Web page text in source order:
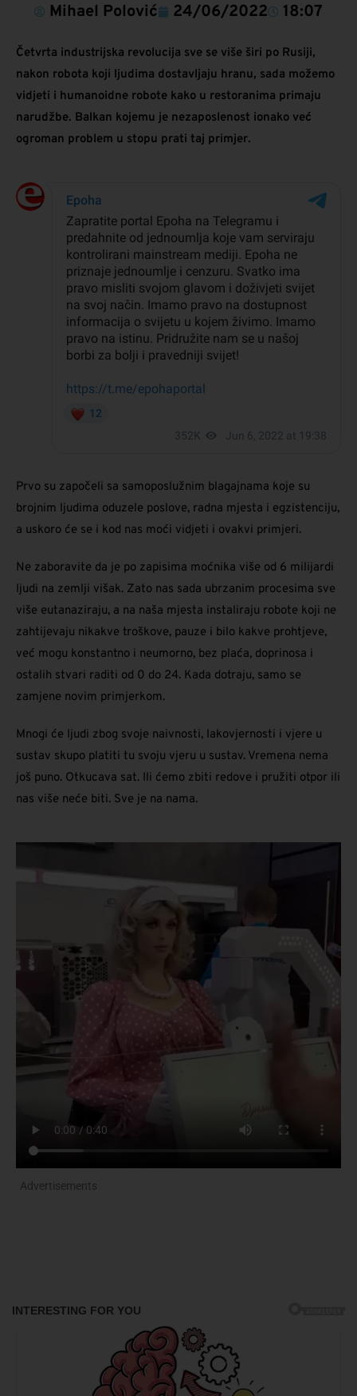
Mihael Polović 24/06/2022 18:07
Četvrta industrijska revolucija sve se više širi po Rusiji,
nakon robota koji ljudima dostavljaju hranu, sada možemo
vidjeti i humanoidne robote kako u restoranima primaju
narudžbe. Balkan kojemu je nezaposlenost ionako već
ogroman problem u stopu prati taj primjer.
Prvo su započeli sa samoposlužnim blagajnama koje su
brojnim ljudima oduzele poslove, radna mjesta i egzistenciju,
a uskoro će se i kod nas moći vidjeti i ovakvi primjeri.
Ne zaboravite da je po zapisima moćnika više od 6 milijardi
ljudi na zemlji višak. Zato nas sada ubrzanim procesima sve
više eutanaziraju, a na naša mjesta instaliraju robote koji ne
zahtijevaju nikakve troškove, pauze i bilo kakve prohtjeve,
već mogu konstantno i neumorno, bez plaća, doprinosa i
ostalih stvari raditi od 0 do 24. Kada dotraju, samo se
zamjene novim primjerkom.
Mnogi će ljudi zbog svoje naivnosti, lakovjernosti i vjere u
sustav skupo platiti tu svoju vjeru u sustav. Vremena nema
još puno. Otkucava sat. Ili ćemo zbiti redove i pružiti otpor ili
nas više neće biti. Sve je na nama.
Advertisements